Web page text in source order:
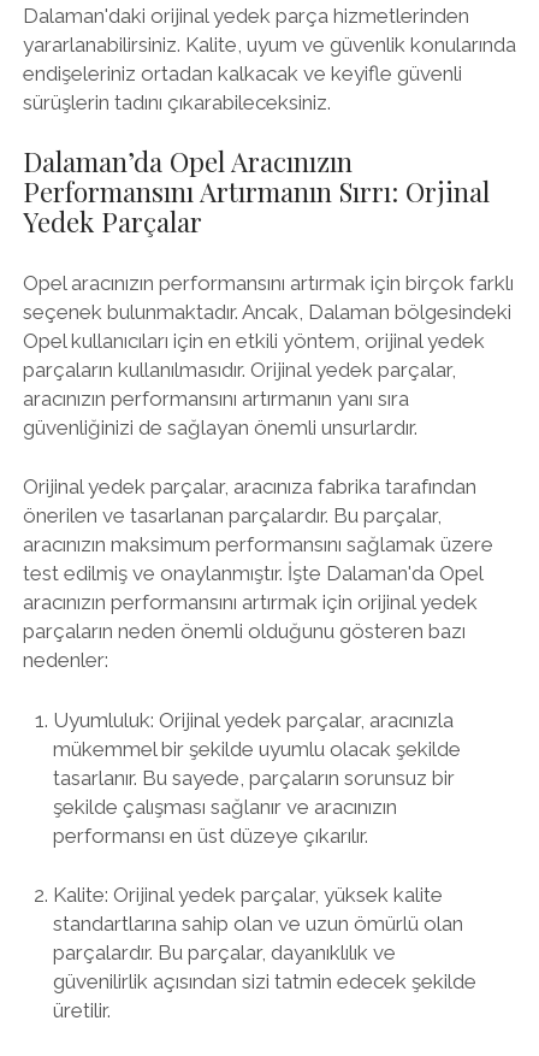
Dalaman'daki orijinal yedek parça hizmetlerinden
yararlanabilirsiniz. Kalite, uyum ve güvenlik konularında
endişeleriniz ortadan kalkacak ve keyifle güvenli
sürüşlerin tadını çıkarabileceksiniz.
Dalaman’da Opel Aracınızın
Performansını Artırmanın Sırrı: Orjinal
Yedek Parçalar
Opel aracınızın performansını artırmak için birçok farklı
seçenek bulunmaktadır. Ancak, Dalaman bölgesindeki
Opel kullanıcıları için en etkili yöntem, orijinal yedek
parçaların kullanılmasıdır. Orijinal yedek parçalar,
aracınızın performansını artırmanın yanı sıra
güvenliğinizi de sağlayan önemli unsurlardır.
Orijinal yedek parçalar, aracınıza fabrika tarafından
önerilen ve tasarlanan parçalardır. Bu parçalar,
aracınızın maksimum performansını sağlamak üzere
test edilmiş ve onaylanmıştır. İşte Dalaman'da Opel
aracınızın performansını artırmak için orijinal yedek
parçaların neden önemli olduğunu gösteren bazı
nedenler:
Uyumluluk: Orijinal yedek parçalar, aracınızla
mükemmel bir şekilde uyumlu olacak şekilde
tasarlanır. Bu sayede, parçaların sorunsuz bir
şekilde çalışması sağlanır ve aracınızın
performansı en üst düzeye çıkarılır.
Kalite: Orijinal yedek parçalar, yüksek kalite
standartlarına sahip olan ve uzun ömürlü olan
parçalardır. Bu parçalar, dayanıklılık ve
güvenilirlik açısından sizi tatmin edecek şekilde
üretilir.